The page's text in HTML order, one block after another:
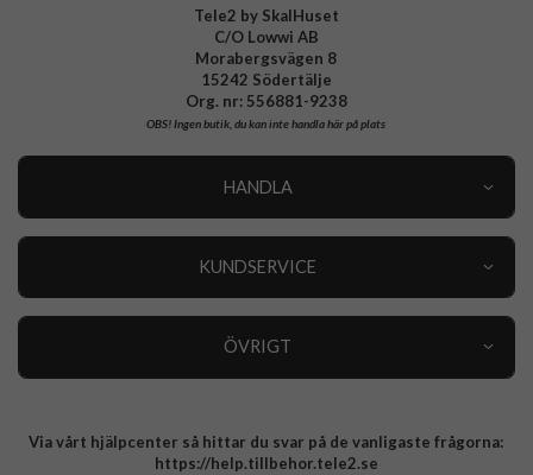
Tele2 by SkalHuset
C/O Lowwi AB
Morabergsvägen 8
15242 Södertälje
Org. nr: 556881-9238
OBS!Ingen butik, du kan inte handla här på plats
HANDLA
KUNDSERVICE
ÖVRIGT
Integritetspolicy
Via vårt hjälpcenter så hittar du svar på de vanligaste frågorna:
https://help.tillbehor.tele2.se